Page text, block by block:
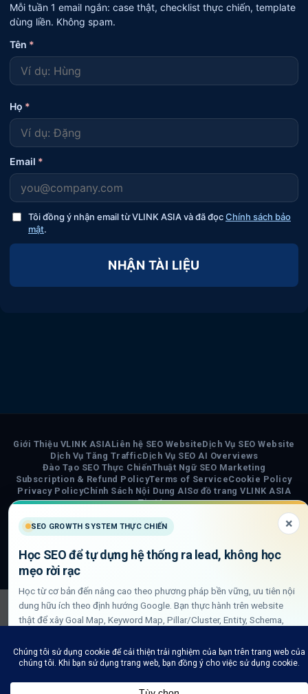
Mỗi tuần 1 email ngắn: case thật, checklist thực chiến, template
dùng liền. Không spam.
Tên *
Họ *
Email *
Tôi đồng ý nhận email từ VLINK ASIA và đã đọcChính sách bảo
mật.
NHẬN TÀI LIỆU
Visa PayPalStripe MasterCard
Cash
Delivery
Giới Thiệu VLINK ASIALiên hệ SEO WebsiteDịch Vụ SEO Website
Dịch Vụ Tăng TrafficDịch Vụ SEO AI Overviews
Đào Tạo SEO Thực ChiếnThuật Ngữ SEO Marketing
Subscription & Refund PolicyTerms of ServiceCookie Policy
Privacy PolicyChính Sách Nội Dung AISơ đồ trang VLINK ASIA
Tin tức
COPYRIGHT 2026 ©VLINK ASIA
SEO GROWTH SYSTEM THỰC CHIẾN ×
Học SEO để tự dựng hệ thống ra lead, không học
mẹo rời rạc
Học từ cơ bản đến nâng cao theo phương pháp bền vững, ưu tiên nội
dung hữu ích theo định hướng Google. Bạn thực hành trên website
thật để xây Goal Map, Keyword Map, Pillar/Cluster, Entity, Schema,
Xem lộ trình học SEO thực chiến